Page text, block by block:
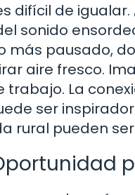
difícil de
sonido
pausado,
aire fresco.
La
ser
rural pueden